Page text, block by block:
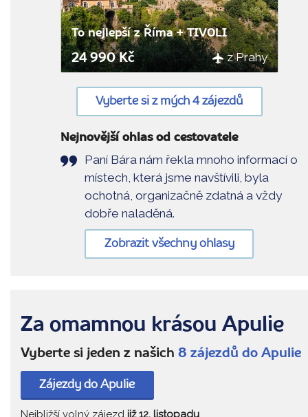
To nejlepší z Říma + TIVOLI
24 990 Kč z Prahy
Vyberte si z mých 4 zájezdů
Nejnovější ohlas od cestovatele
Paní Bára nám řekla mnoho informací o
místech, která jsme navštívili, byla
ochotná, organizačně zdatná a vždy
dobře naladěná.
Zobrazit všechny ohlasy
Za omamnou krásou Apulie
Vyberte si jeden z našich 8 zájezdů do Apulie
Zájezdy do Apulie
Nejbližší volný zájezd již 12. listopadu